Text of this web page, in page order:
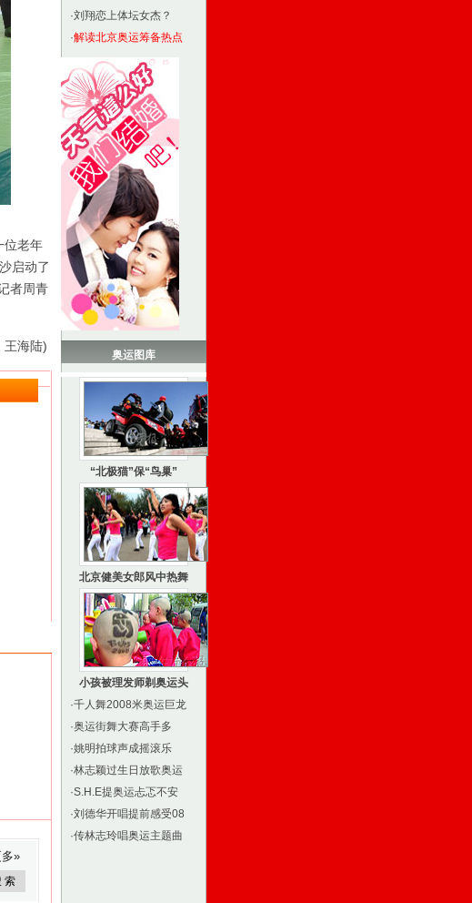
位老年
启动了
者周青
王海陆)
»
·刘翔恋上体坛女杰？
·解读北京奥运筹备热点
奥运图库
“北极猫”保“鸟巢”
北京健美女郎风中热舞
小孩被理发师剃奥运头
·千人舞2008米奥运巨龙
·奥运街舞大赛高手多
·姚明拍球声成摇滚乐
·林志颖过生日放歌奥运
·S.H.E提奥运忐忑不安
·刘德华开唱提前感受08
·传林志玲唱奥运主题曲